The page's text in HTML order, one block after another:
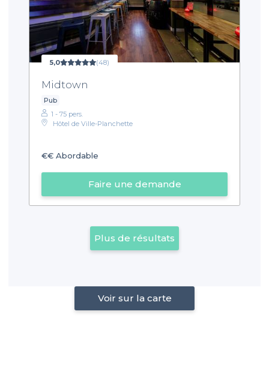
5,0 (48)
Midtown
Pub
1 - 75 pers.
Hôtel de Ville-Planchette
€€ Abordable
Faire une demande
Plus de résultats
Voir sur la carte